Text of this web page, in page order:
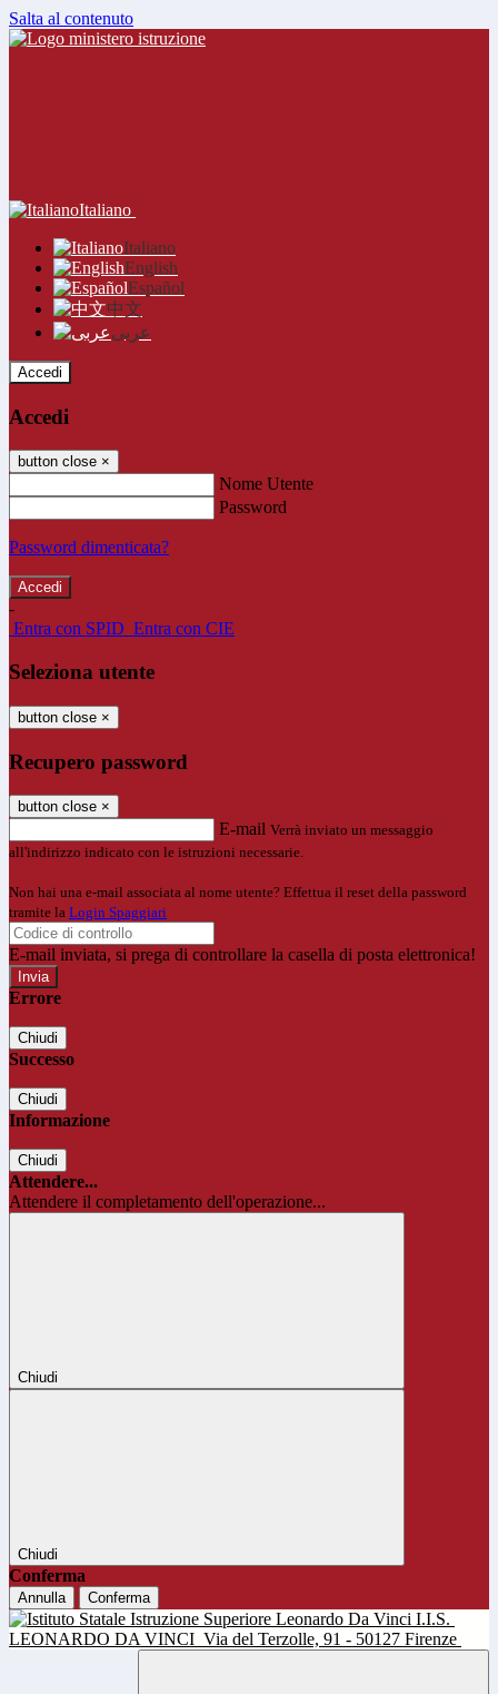
Salta al contenuto
Italiano
Italiano
English
Español
中文
عربى
Accedi
Accedi
button close ×
Nome Utente
Password
Password dimenticata?
-
Entra con SPID Entra con CIE
Seleziona utente
button close ×
Recupero password
button close ×
E-mail Verrà inviato un messaggio
all'indirizzo indicato con le istruzioni necessarie.
Non hai una e-mail associata al nome utente? Effettua il reset della password
tramite la Login Spaggiari
E-mail inviata, si prega di controllare la casella di posta elettronica!
Errore
Chiudi
Successo
Chiudi
Informazione
Chiudi
Attendere...
Attendere il completamento dell'operazione...
Chiudi
Chiudi
Conferma
Annulla Conferma
I.I.S.
LEONARDO DA VINCI Via del Terzolle, 91 - 50127 Firenze